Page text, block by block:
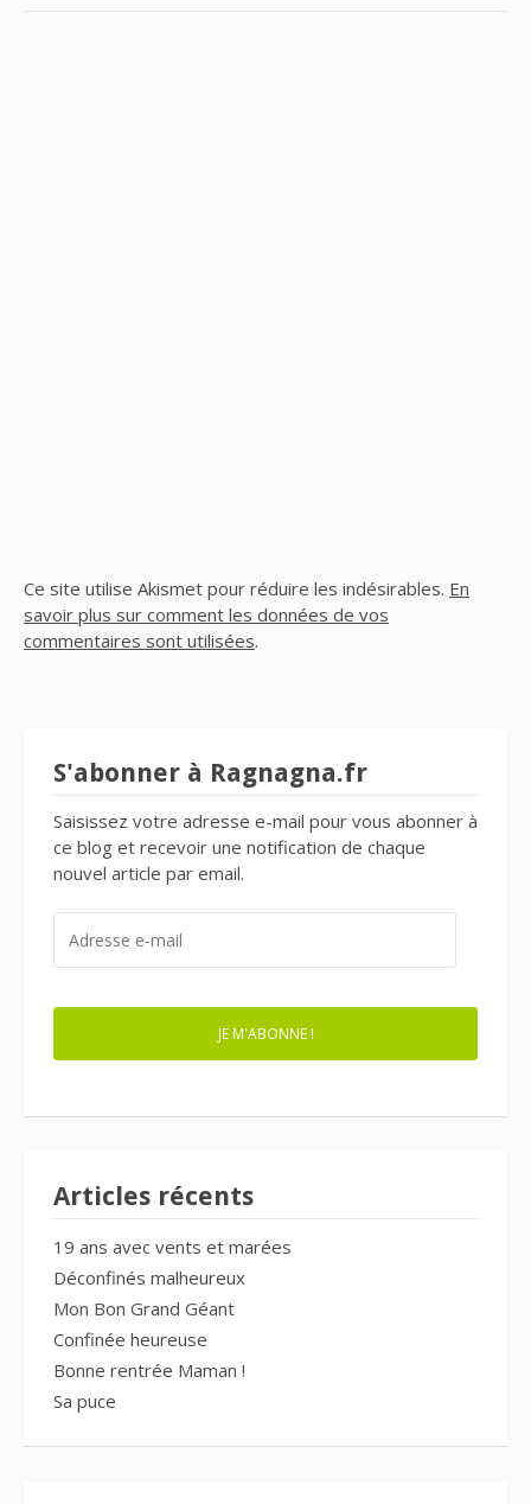
Ce site utilise Akismet pour réduire les indésirables. En
savoir plus sur comment les données de vos
commentaires sont utilisées.
S'abonner à Ragnagna.fr
Saisissez votre adresse e-mail pour vous abonner à
ce blog et recevoir une notification de chaque
nouvel article par email.
MAIL
JE M'ABONNE !
Articles récents
19 ans avec vents et marées
Déconfinés malheureux
Mon Bon Grand Géant
Confinée heureuse
Bonne rentrée Maman !
Sa puce